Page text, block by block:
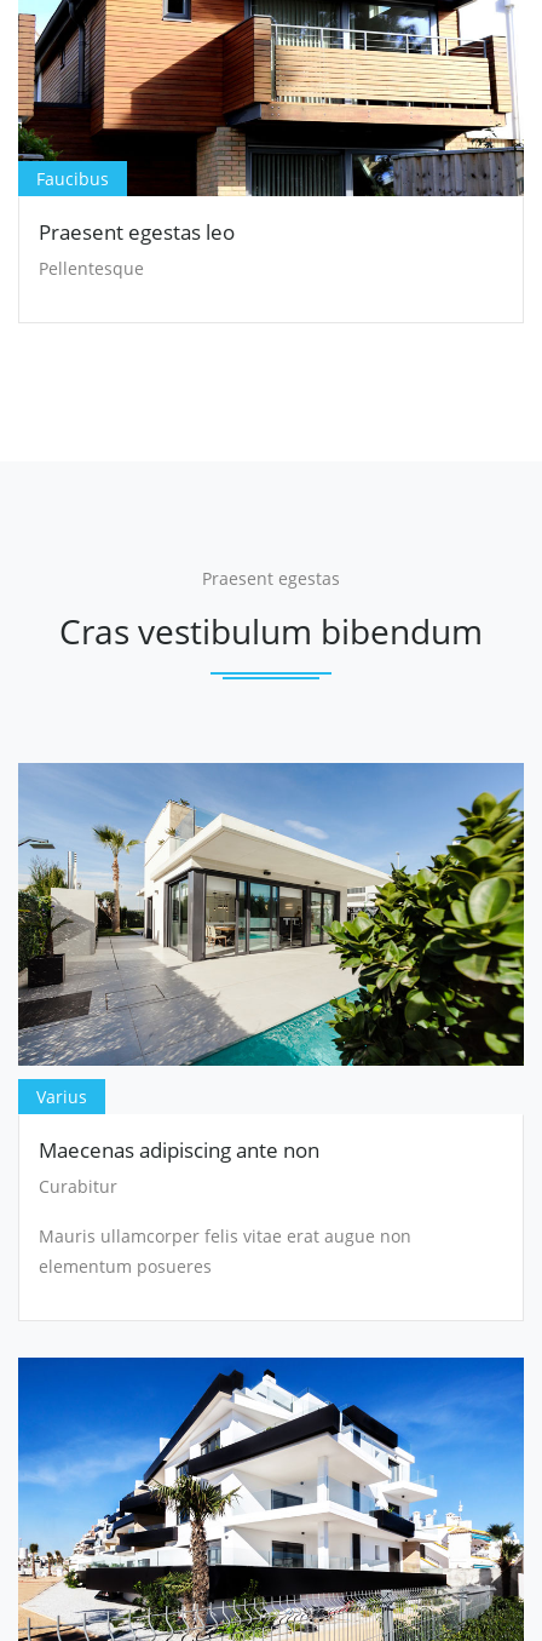
Faucibus
Praesent egestas leo
Pellentesque
Praesent egestas
Cras vestibulum bibendum
Varius
Maecenas adipiscing ante non
Curabitur
Mauris ullamcorper felis vitae erat augue non
elementum posueres